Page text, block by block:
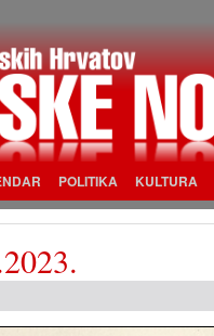
POLITIKA KULTURA